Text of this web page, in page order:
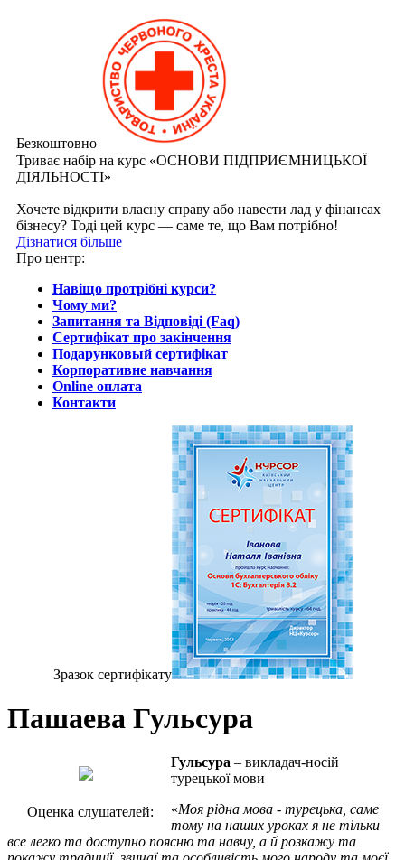
Безкоштовно
Триває набір на курс «ОСНОВИ ПІДПРИЄМНИЦЬКОЇ
ДІЯЛЬНОСТІ»
Хочете відкрити власну справу або навести лад у фінансах
бізнесу? Тоді цей курс — саме те, що Вам потрібно!
Дізнатися більше
Про центр:
Навіщо протрібні курси?
Чому ми?
Запитання та Відповіді (Faq)
Сертифікат про закінчення
Подарунковый сертифікат
Корпоративне навчання
Online оплата
Контакти
Зразок сертифiкату
Пашаева Гульсура
Оценка слушателей:
Гульсура – викладач-носій
турецької мови
«Моя рідна мова - турецька, саме
тому на наших уроках я не тільки
все легко та доступно поясню та навчу, а й розкажу та